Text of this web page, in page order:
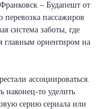
– Будапешт от
перевозка пассажиров
система заботы, где
главным ориентиром на
ассоциироваться.
наконец-то уделить
серию сериала или